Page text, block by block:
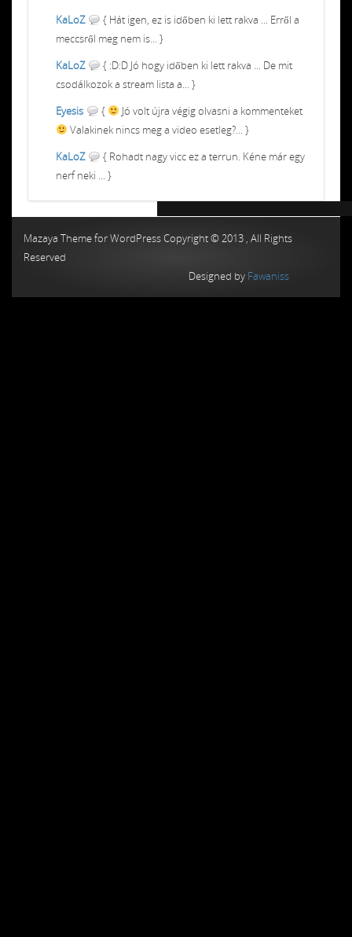
KaLoZ
{ Hát igen, ez is időben ki lett rakva ... Erről a
meccsről meg nem is... }
KaLoZ
{ :D:D Jó hogy időben ki lett rakva ... De mit
csodálkozok a stream lista a... }
Eyesis
{
Jó volt újra végig olvasni a kommenteket
Valakinek nincs meg a video esetleg?... }
KaLoZ
{ Rohadt nagy vicc ez a terrun. Kéne már egy
nerf neki ... }
Mazaya Theme for WordPress Copyright © 2013 , All Rights
Reserved
Designed by Fawaniss